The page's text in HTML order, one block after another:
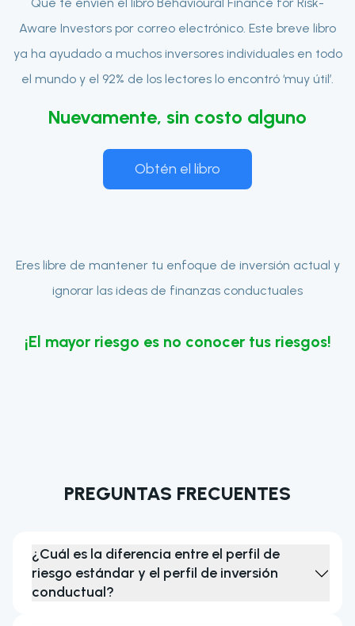
Aware Investors por correo electrónico. Este breve libro
ya ha ayudado a muchos inversores individuales en todo
el mundo y el 92% de los lectores lo encontró ‘muy útil’.
Nuevamente, sin costo alguno
Obtén el libro
Eres libre de mantener tu enfoque de inversión actual y
ignorar las ideas de finanzas conductuales
¡El mayor riesgo es no conocer tus riesgos!
PREGUNTAS FRECUENTES
¿Cuál es la diferencia entre el perfil de
riesgo estándar y el perfil de inversión
conductual?